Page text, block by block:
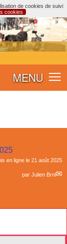
de cookies de suivi
cookies
MENU
en ligne le 21 août 2025
par Julien Brnl